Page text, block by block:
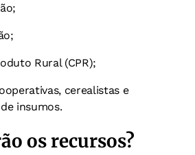
Rural (CPR);
cerealistas e
insumos.
os recursos?